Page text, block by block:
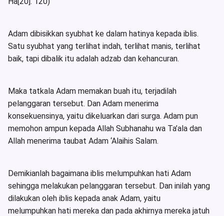
Adam dibisikkan syubhat ke dalam hatinya kepada iblis.
Satu syubhat yang terlihat indah, terlihat manis, terlihat
baik, tapi dibalik itu adalah adzab dan kehancuran.
Maka tatkala Adam memakan buah itu, terjadilah
pelanggaran tersebut. Dan Adam menerima
konsekuensinya, yaitu dikeluarkan dari surga. Adam pun
memohon ampun kepada Allah Subhanahu wa Ta’ala dan
Allah menerima taubat Adam ‘Alaihis Salam.
Demikianlah bagaimana iblis melumpuhkan hati Adam
sehingga melakukan pelanggaran tersebut. Dan inilah yang
dilakukan oleh iblis kepada anak Adam, yaitu
melumpuhkan hati mereka dan pada akhirnya mereka jatuh